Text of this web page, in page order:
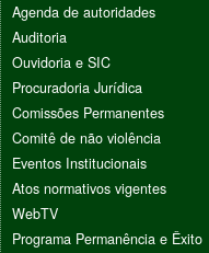
Agenda de autoridades
Auditoria
Ouvidoria e SIC
Procuradoria Jurídica
Comissões Permanentes
Comitê de não violência
Eventos Institucionais
Atos normativos vigentes
WebTV
Programa Permanência e Êxito